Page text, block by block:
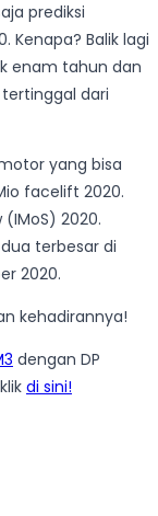
prediksi
Kenapa? Balik lagi
enam tahun dan
dari
yang bisa
facelift 2020.
2020.
terbesar di
2020.
kehadirannya!
dengan DP
di sini!